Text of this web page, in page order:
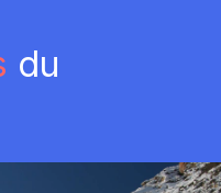
du